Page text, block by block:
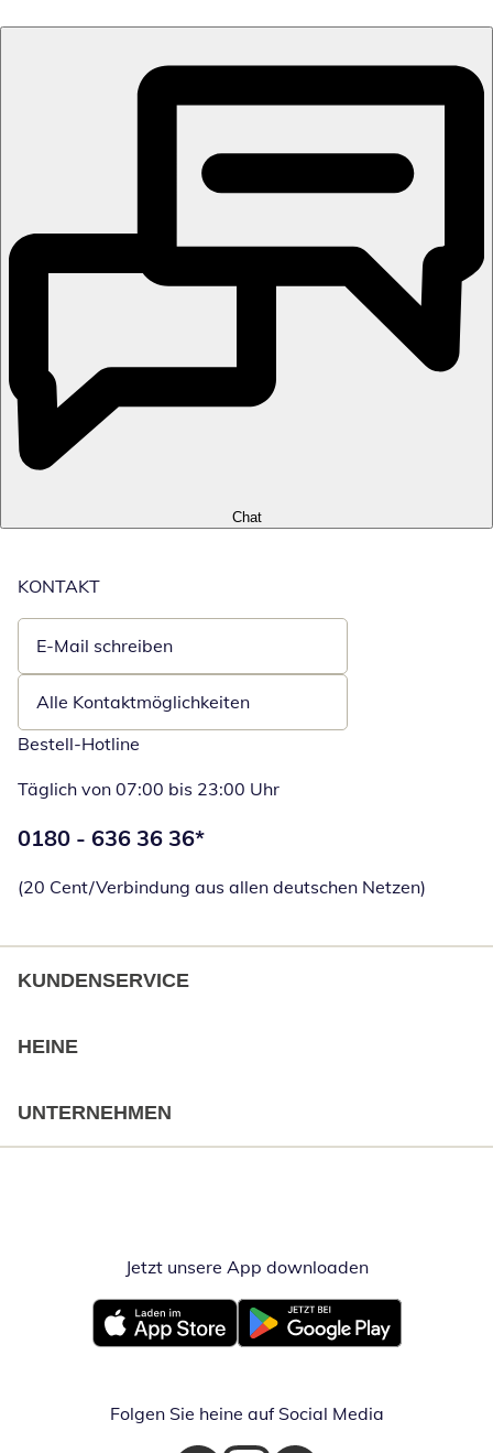
Chat
KONTAKT
E-Mail schreiben
Öffnet E-Mail-Client
Alle Kontaktmöglichkeiten
Bestell-Hotline
Täglich von 07:00 bis 23:00 Uhr
Telefonnummer:
0180 - 636 36 36*
(20 Cent/Verbindung aus allen deutschen Netzen)
KUNDENSERVICE
HEINE
UNTERNEHMEN
Jetzt unsere App downloadenÖffnet in
Öffnet in neuem FensterÖffnet in neuem Fenster
Folgen Sie heine auf Social Media